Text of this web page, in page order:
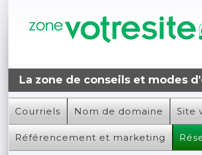
La zone de conseils et modes
Courriels Nom de domaine Site
Référencement et marketing